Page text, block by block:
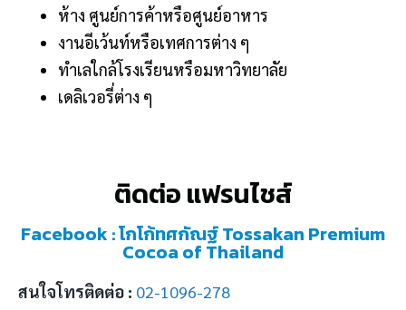
ห้าง ศูนย์การค้าหรือศูนย์อาหาร
งานอีเว้นท์หรือเทศการต่าง ๆ
ทำเลใกล้โรงเรียนหรือมหาวิทยาลัย
เดลิเวอรี่ต่าง ๆ
ติดต่อ แฟรนไชส์
Facebook : โกโก้ทศกัณฐ์ Tossakan Premium
Cocoa of Thailand
สนใจโทรติดต่อ : 02-1096-278